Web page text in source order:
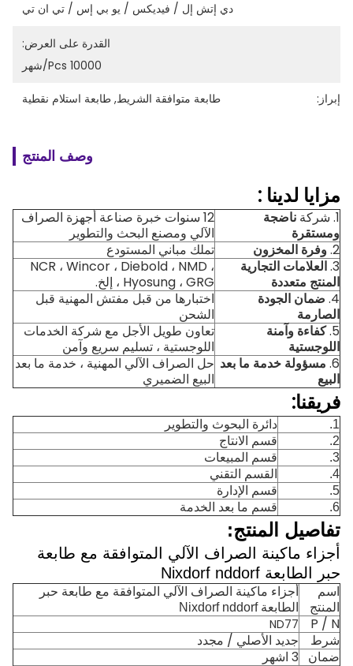
دي إتش إل / فيديكس / يو بي إس / تي ان تي
القدرة على العرض:
10000 Pcs/شهر
إبراز: طابعة متوافقة الشريط, طابعة استلام نقطية
وصف المنتج
مزايا لدينا :
1. شركة
ناضجة
ومستقرة
12 سنوات خبرة صناعة أجهزة الصراف
الآلي ومصنع البحث والتطوير
2. وفرة المخزون
تملك مباني المستودع
3. العلامات التجارية
المنتج متعددة
NCR ، Wincor ، Diebold ، NMD ،
Hyosung ، GRG ، إلخ.
4. ضمان الجودة
الصارمة
اختبارها من قبل مفتش المهنية قبل
الشحن
5. كفاءة وآمنة
اللوجستية
تعاون طويل الأجل مع شركة الخدمات
اللوجستية ، تسليم سريع وآمن
6. مسؤولة خدمة ما بعد
البيع
حل الصراف الآلي المهنية ، خدمة ما بعد
البيع الضميري
فريقنا:
1.
دائرة البحوث والتطوير
2.
قسم الانتاج
3.
قسم المبيعات
4.
القسم التقني
5.
قسم الإدارة
6.
قسم ما بعد الخدمة
تفاصيل المنتج:
أجزاء ماكينة الصراف الآلي المتوافقة مع طابعة
حبر الطابعة Nixdorf nddorf
اسم
المنتج
أجزاء ماكينة الصراف الآلي المتوافقة مع طابعة حبر
الطابعة Nixdorf nddorf
P / N
ND77
شرط
جديد الأصلي / مجدد
ضمان 3 اشهر